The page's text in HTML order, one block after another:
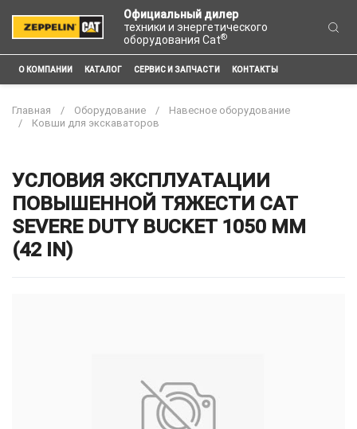
Официальный дилер
техники и энергетического
оборудования Cat®
О КОМПАНИИ КАТАЛОГ СЕРВИС И ЗАПЧАСТИ КОНТАКТЫ
Главная Оборудование
Навесное оборудование
Ковши для экскаваторов
УСЛОВИЯ ЭКСПЛУАТАЦИИ
ПОВЫШЕННОЙ ТЯЖЕСТИ CAT
SEVERE DUTY BUCKET 1050 MM
(42 IN)